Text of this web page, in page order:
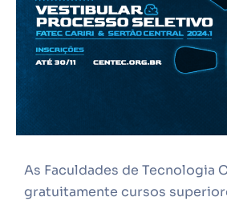
As Faculdades de Tecnologia
gratuitamente cursos